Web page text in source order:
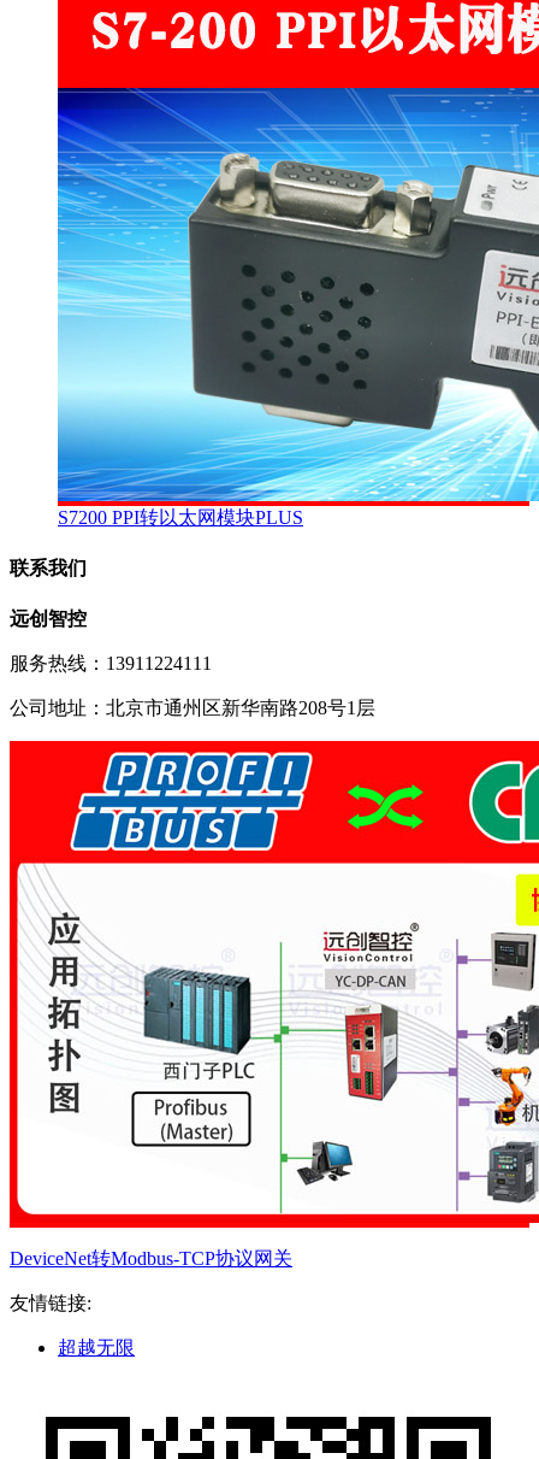
S7200 PPI转以太网模块PLUS
联系我们
远创智控
服务热线：13911224111
公司地址：北京市通州区新华南路208号1层
DeviceNet转Modbus-TCP协议网关
友情链接:
超越无限